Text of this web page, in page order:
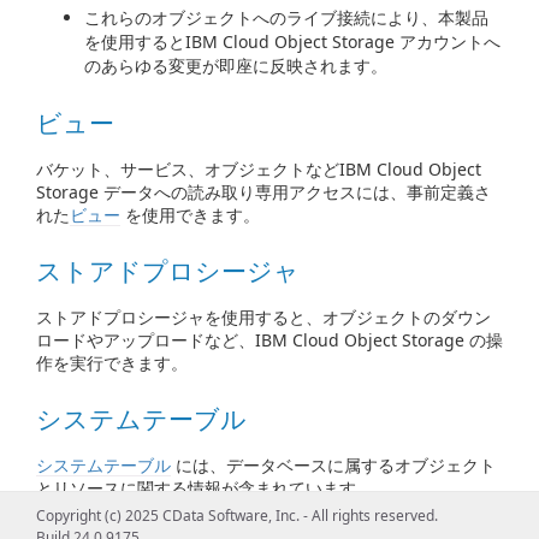
これらのオブジェクトへのライブ接続により、本製品
を使用するとIBM Cloud Object Storage アカウントへ
のあらゆる変更が即座に反映されます。
ビュー
バケット、サービス、オブジェクトなどIBM Cloud Object
Storage データへの読み取り専用アクセスには、事前定義さ
れた ビュー を使用できます。
ストアドプロシージャ
ストアドプロシージャを使用すると、オブジェクトのダウン
ロードやアップロードなど、IBM Cloud Object Storage の操
作を実行できます。
システムテーブル
システムテーブル には、データベースに属するオブジェクト
とリソースに関する情報が含まれています。
Copyright (c) 2025 CData Software, Inc. - All rights reserved.